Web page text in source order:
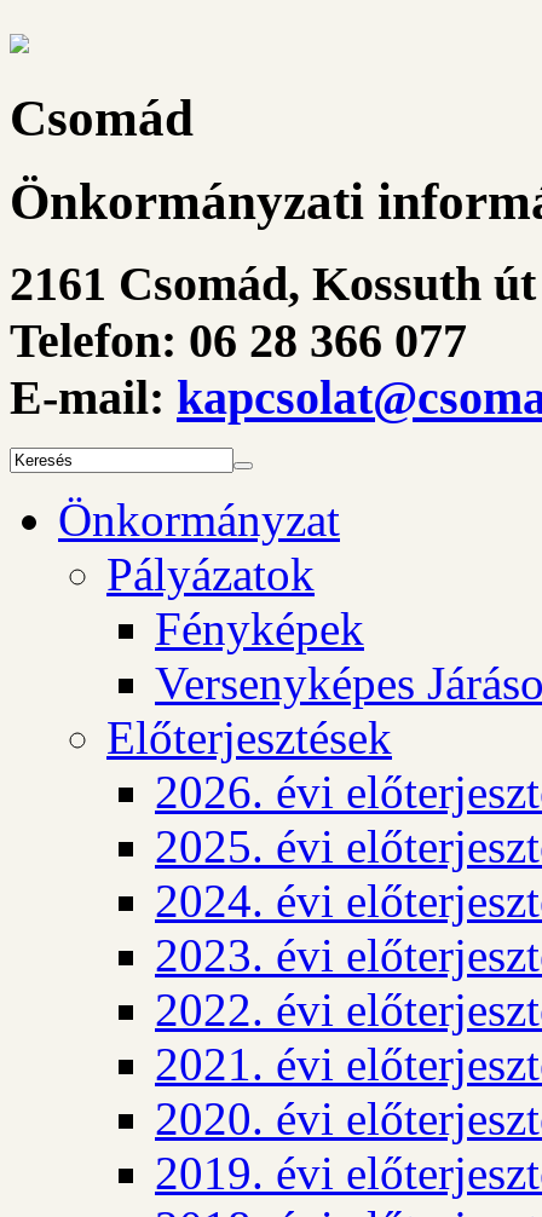
Csomád
Önkormányzati
2161 Csomád, Kossuth
Telefon: 06 28 366 077
E-mail:
Önkormányzat
Pályázatok
Fényképek
Versenyképes
Előterjesztések
2026. évi
2025. évi
2024. évi
2023. évi
2022. évi
2021. évi
2020. évi
2019. évi